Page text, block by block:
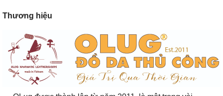
Thương hiệu